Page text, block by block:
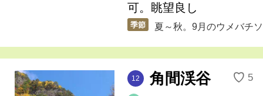
可。眺望良し
季節 夏～秋。9月のウメバチ
12 角間渓谷 ♡ 5